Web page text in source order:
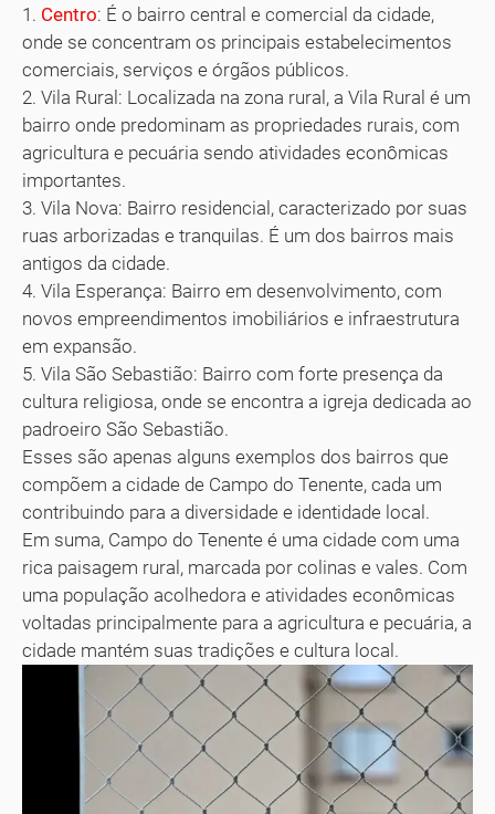
1. Centro: É o bairro central e comercial da cidade,
onde se concentram os principais estabelecimentos
comerciais, serviços e órgãos públicos.
2. Vila Rural: Localizada na zona rural, a Vila Rural é um
bairro onde predominam as propriedades rurais, com
agricultura e pecuária sendo atividades econômicas
importantes.
3. Vila Nova: Bairro residencial, caracterizado por suas
ruas arborizadas e tranquilas. É um dos bairros mais
antigos da cidade.
4. Vila Esperança: Bairro em desenvolvimento, com
novos empreendimentos imobiliários e infraestrutura
em expansão.
5. Vila São Sebastião: Bairro com forte presença da
cultura religiosa, onde se encontra a igreja dedicada ao
padroeiro São Sebastião.
Esses são apenas alguns exemplos dos bairros que
compõem a cidade de Campo do Tenente, cada um
contribuindo para a diversidade e identidade local.
Em suma, Campo do Tenente é uma cidade com uma
rica paisagem rural, marcada por colinas e vales. Com
uma população acolhedora e atividades econômicas
voltadas principalmente para a agricultura e pecuária, a
cidade mantém suas tradições e cultura local.